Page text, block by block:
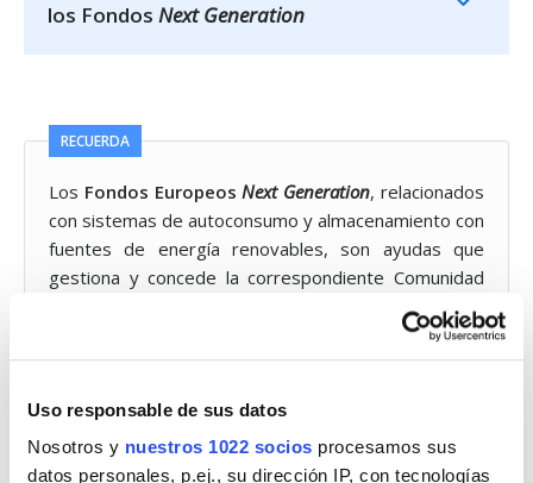
Uso responsable de sus datos
Nosotros y nuestros 1022 socios procesamos sus
datos personales, p.ej., su dirección IP, con tecnologías
los Fondos Next Generation
RECUERDA
Los Fondos EuropeosNext Generation, relacionados
con sistemas de autoconsumo y almacenamiento con
fuentes de energía renovables, son ayudas que
gestiona y concede la correspondiente Comunidad
Además, es preciso señalar que muchas de las
compañías de instalación de placas solares